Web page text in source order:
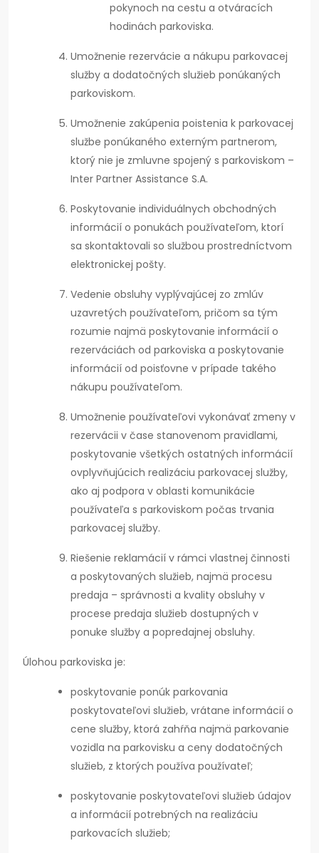
pokynoch na cestu a otváracích
hodinách parkoviska.
Umožnenie rezervácie a nákupu parkovacej
služby a dodatočných služieb ponúkaných
parkoviskom.
Umožnenie zakúpenia poistenia k parkovacej
službe ponúkaného externým partnerom,
ktorý nie je zmluvne spojený s parkoviskom –
Inter Partner Assistance S.A.
Poskytovanie individuálnych obchodných
informácií o ponukách používateľom, ktorí
sa skontaktovali so službou prostredníctvom
elektronickej pošty.
Vedenie obsluhy vyplývajúcej zo zmlúv
uzavretých používateľom, pričom sa tým
rozumie najmä poskytovanie informácií o
rezerváciách od parkoviska a poskytovanie
informácií od poisťovne v prípade takého
nákupu používateľom.
Umožnenie používateľovi vykonávať zmeny v
rezervácii v čase stanovenom pravidlami,
poskytovanie všetkých ostatných informácií
ovplyvňujúcich realizáciu parkovacej služby,
ako aj podpora v oblasti komunikácie
používateľa s parkoviskom počas trvania
parkovacej služby.
Riešenie reklamácií v rámci vlastnej činnosti
a poskytovaných služieb, najmä procesu
predaja – správnosti a kvality obsluhy v
procese predaja služieb dostupných v
ponuke služby a popredajnej obsluhy.
Úlohou parkoviska je:
poskytovanie ponúk parkovania
poskytovateľovi služieb, vrátane informácií o
cene služby, ktorá zahŕňa najmä parkovanie
vozidla na parkovisku a ceny dodatočných
služieb, z ktorých používa používateľ;
poskytovanie poskytovateľovi služieb údajov
a informácií potrebných na realizáciu
parkovacích služieb;